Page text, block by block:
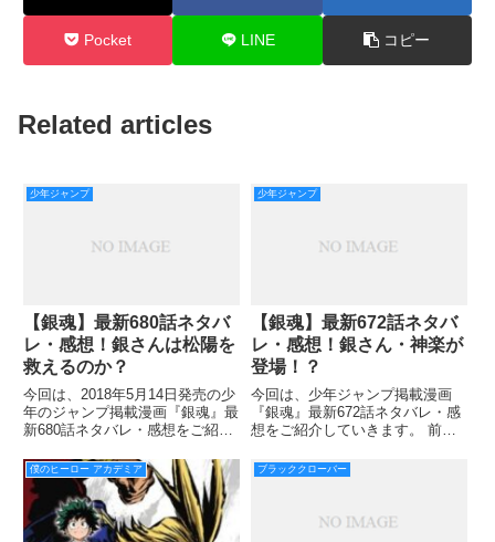
Pocket LINE コピー
Related articles
少年ジャンプ
【銀魂】最新680話ネタバ
レ・感想！銀さんは松陽を
救えるのか？
今回は、2018年5月14日発売の少
年のジャンプ掲載漫画『銀魂』最
新680話ネタバレ・感想をご紹介
あらすじは、空白の2年の回想シ
ーンが主体でしたね。 銀さんが
ついに虚の心臓を手に入れ、追手
からひたすら追われ
少年ジャンプ
【銀魂】最新672話ネタバ
レ・感想！銀さん・神楽が
登場！？
今回は、少年ジャンプ掲載漫画
『銀魂』最新672話ネタバレ・感
想をご紹介していきます。 前回
す。
僕のヒーロー アカデミア ブラッククローバー